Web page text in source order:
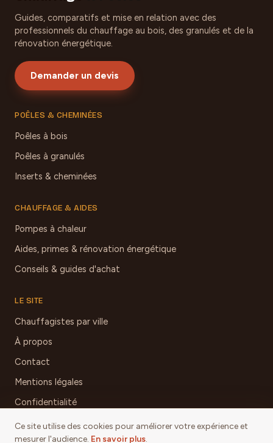
Guides, comparatifs et mise en relation avec des
professionnels du chauffage au bois, des granulés et de la
rénovation énergétique.
Demander un devis
POÊLES & CHEMINÉES
Poêles à bois
Poêles à granulés
Inserts & cheminées
CHAUFFAGE & AIDES
Pompes à chaleur
Aides, primes & rénovation énergétique
Conseils & guides d'achat
LE SITE
Chauffagistes par ville
À propos
Contact
Mentions légales
Confidentialité
Ce site utilise des cookies pour améliorer votre expérience et
mesurer l'audience. En savoir plus.